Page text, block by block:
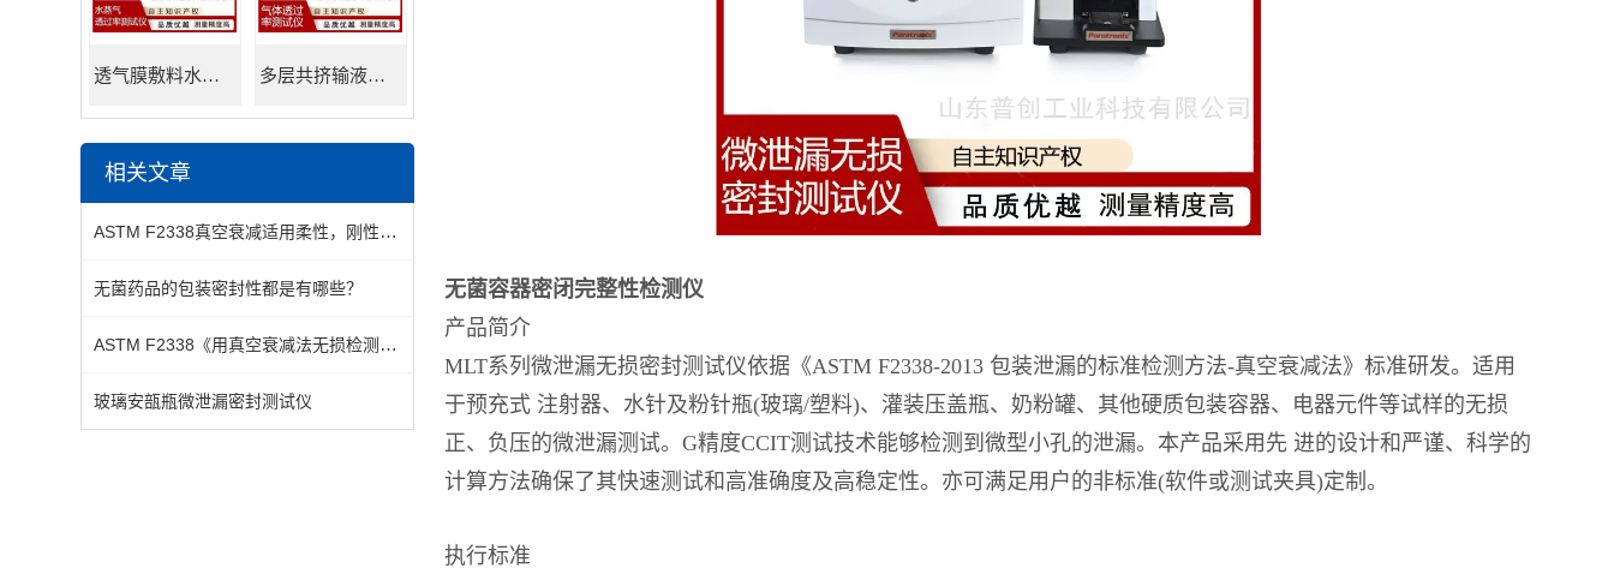
透气膜敷料水蒸透过率测试仪 多层共挤输液用膜氮气透过率测试仪
相关文章
ASTM F2338真空衰减适用柔性，刚性，真空，泡罩，液体袋等包装
无菌药品的包装密封性都是有哪些？
ASTM F2338《用真空衰减法无损检测包装中泄漏的标准测试方法》
玻璃安瓿瓶微泄漏密封测试仪
无菌容器密闭完整性检测仪
产品简介
MLT系列微泄漏无损密封测试仪依据《ASTM F2338-2013 包装泄漏的标准检测方法-真空衰减法》标准研发。适用
于预充式 注射器、水针及粉针瓶(玻璃/塑料)、灌装压盖瓶、奶粉罐、其他硬质包装容器、电器元件等试样的无损
正、负压的微泄漏测试。G精度CCIT测试技术能够检测到微型小孔的泄漏。本产品采用先 进的设计和严谨、科学的
计算方法确保了其快速测试和高准确度及高稳定性。亦可满足用户的非标准(软件或测试夹具)定制。
执行标准